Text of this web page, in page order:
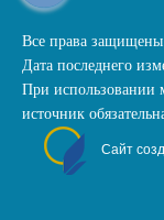
Все права
Дата последнего
При использовании
источник
Сайт